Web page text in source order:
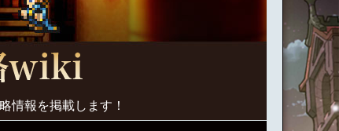
情報を掲載します！